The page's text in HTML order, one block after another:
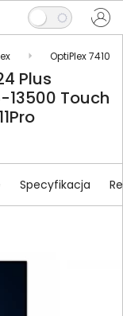
OptiPlex 7410
Plus
13500 Touch
Specyfikacja